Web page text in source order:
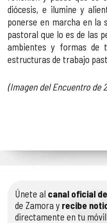
diócesis, e ilumine y
ponerse en marcha en la
pastoral que lo es de las
ambientes y formas de
estructuras de trabajo
(Imagen del Encuentro de
Únete al canal oficial
de Zamora y recibe
directamente en tu móvil